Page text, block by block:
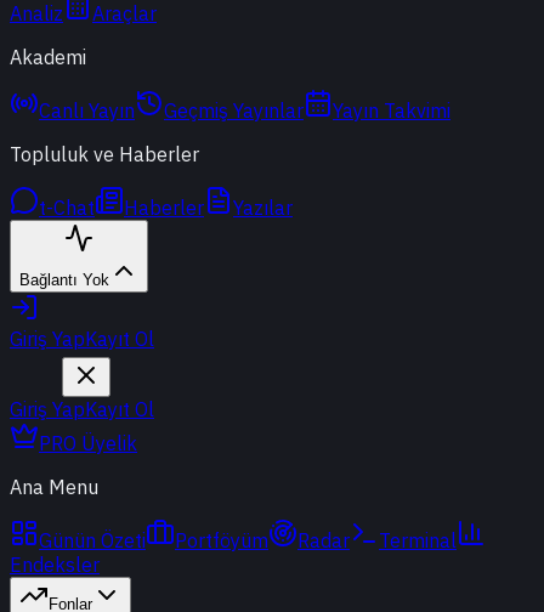
Analiz
Araçlar
Akademi
Canlı Yayın Geçmiş Yayınlar
Yayın Takvimi
Topluluk ve Haberler
t-Chat Haberler Yazılar
Bağlantı Yok
Giriş YapKayıt Ol
Giriş YapKayıt Ol
PRO Üyelik
Ana Menu
Günün Özeti Portföyüm Radar
Terminal
Endeksler
Fonlar